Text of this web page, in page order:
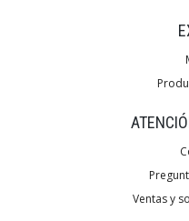
Ventas y